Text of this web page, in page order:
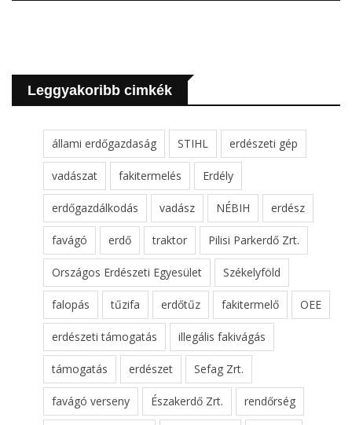
Leggyakoribb cimkék
állami erdőgazdaság STIHL erdészeti gép
vadászat fakitermelés Erdély
erdőgazdálkodás vadász NÉBIH erdész
favágó erdő traktor Pilisi Parkerdő Zrt.
Országos Erdészeti Egyesület Székelyföld
falopás tűzifa erdőtűz fakitermelő OEE
erdészeti támogatás illegális fakivágás
támogatás erdészet Sefag Zrt.
favágó verseny Északerdő Zrt. rendőrség